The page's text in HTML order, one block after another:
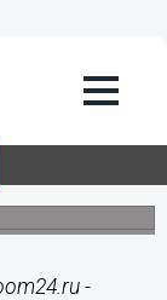
ДТП
-